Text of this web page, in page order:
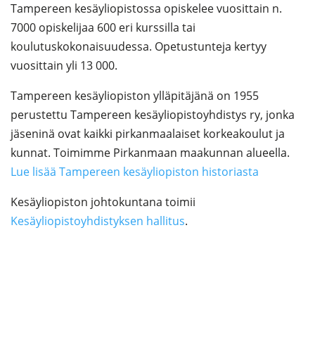
Tampereen kesäyliopistossa opiskelee vuosittain n.
7000 opiskelijaa 600 eri kurssilla tai
koulutuskokonaisuudessa. Opetustunteja kertyy
vuosittain yli 13 000.
Tampereen kesäyliopiston ylläpitäjänä on 1955
perustettu Tampereen kesäyliopistoyhdistys ry, jonka
jäseninä ovat kaikki pirkanmaalaiset korkeakoulut ja
kunnat. Toimimme Pirkanmaan maakunnan alueella.
Lue lisää Tampereen kesäyliopiston historiasta
Kesäyliopiston johtokuntana toimii
Kesäyliopistoyhdistyksen hallitus.